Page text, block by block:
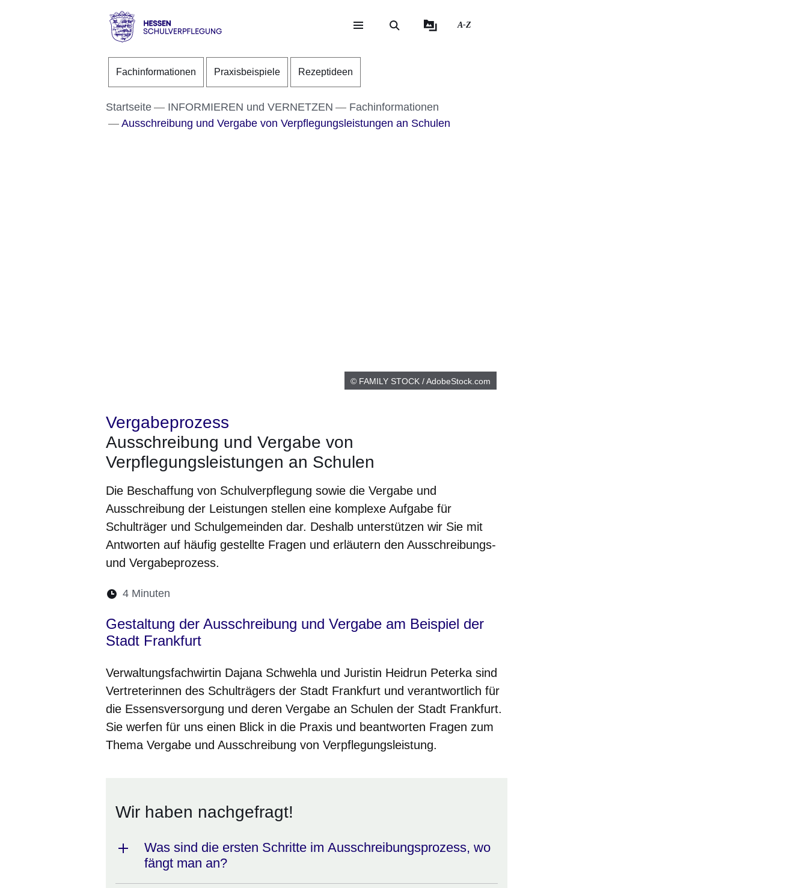
Direkt zum Kopf der Seite
Direkt zum Inhalt
Direkt zum Fuß der Seite
Schulverpflegung
A-Z
Fachinformationen Praxisbeispiele Rezeptideen
Startseite INFORMIEREN und VERNETZEN
Fachinformationen
Ausschreibung und Vergabe von Verpflegungsleistungen an Schulen
© FAMILY STOCK / AdobeStock.com
Vergabeprozess
Ausschreibung und Vergabe von
Verpflegungsleistungen an Schulen
Die Beschaffung von Schulverpflegung sowie die Vergabe und
Ausschreibung der Leistungen stellen eine komplexe Aufgabe für
Schulträger und Schulgemeinden dar. Deshalb unterstützen wir Sie mit
Antworten auf häufig gestellte Fragen und erläutern den Ausschreibungs-
und Vergabeprozess.
Lesedauer:
4 Minuten
Gestaltung der Ausschreibung und Vergabe am Beispiel der
Stadt Frankfurt
Verwaltungsfachwirtin Dajana Schwehla und Juristin Heidrun Peterka sind
Vertreterinnen des Schulträgers der Stadt Frankfurt und verantwortlich für
die Essensversorgung und deren Vergabe an Schulen der Stadt Frankfurt.
Sie werfen für uns einen Blick in die Praxis und beantworten Fragen zum
Thema Vergabe und Ausschreibung von Verpflegungsleistung.
Wir haben nachgefragt!
Was sind die ersten Schritte im Ausschreibungsprozess, wo
fängt man an?